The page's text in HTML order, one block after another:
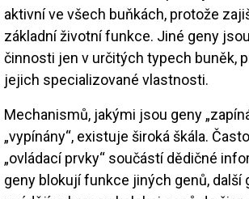
aktivní ve všech buňkách, protože
základní životní funkce. Jiné geny
činnosti jen v určitých typech buněk,
jejich specializované vlastnosti.
Mechanismů, jakými jsou geny
„vypínány“, existuje široká škála.
„ovládací prvky“ součástí dědičné
geny blokují funkce jiných genů, další